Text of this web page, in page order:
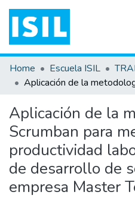
All of DSpace
Statistics
Documentos ▾
Home Escuela ISIL
Aplicación de la
Scrumban para
productividad
de desarrollo de
empresa Master